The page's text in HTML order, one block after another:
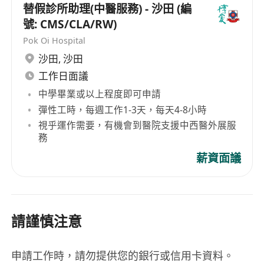
替假診所助理(中醫服務) - 沙田 (編
號: CMS/CLA/RW)
Pok Oi Hospital
沙田, 沙田
工作日面議
中學畢業或以上程度即可申請
彈性工時，每週工作1-3天，每天4-8小時
視乎運作需要，有機會到醫院支援中西醫外展服
務
薪資面議
請謹慎注意
申請工作時，請勿提供您的銀行或信用卡資料。